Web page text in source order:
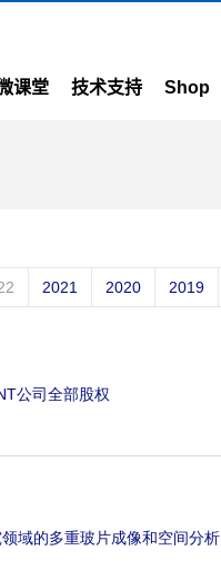
课堂 技术支持 Shop
2021 2020 2019
公司全部股权
域的多重玻片成像和空间分析